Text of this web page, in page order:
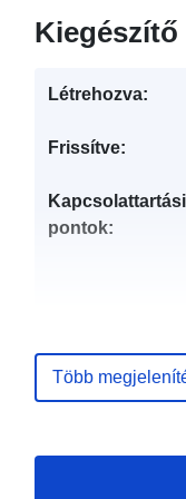
Létrehozva:
Frissítve:
Kapcsolattartási
pontok:
Több